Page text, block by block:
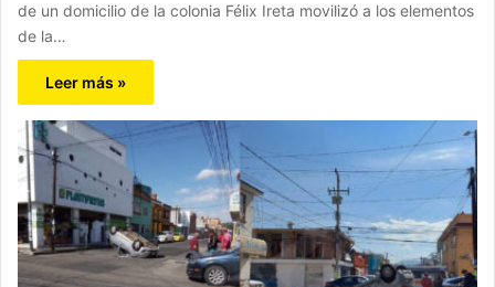
de un domicilio de la colonia Félix Ireta movilizó a los elementos
de la…
Leer más »